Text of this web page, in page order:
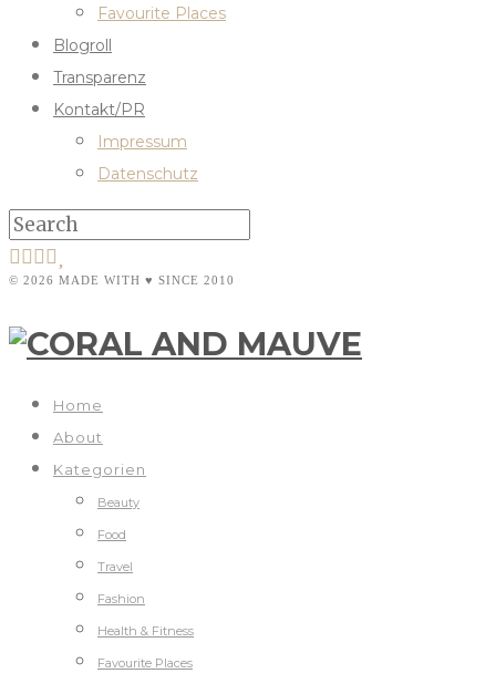
Favourite Places
Blogroll
Transparenz
Kontakt/PR
Impressum
Datenschutz
© 2026 MADE WITH ♥ SINCE 2010
Home
About
Kategorien
Beauty
Food
Travel
Fashion
Health & Fitness
Favourite Places